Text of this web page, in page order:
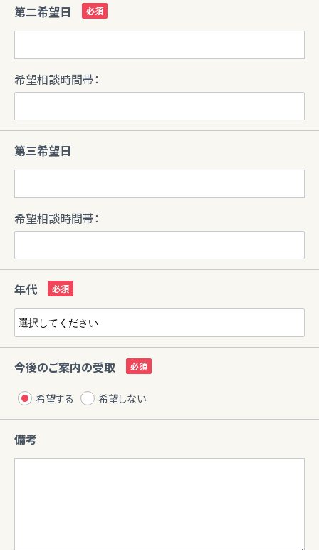
第二希望日
希望相談時間帯：
第三希望日
希望相談時間帯：
年代
今後のご案内の受取
希望する 希望しない
備考